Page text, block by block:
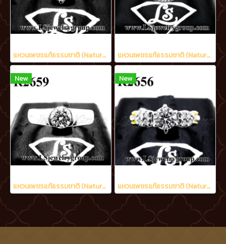
แหวนเพชรแท้ธรรมชาติ (Natural Diamonds) 1.20 Ct. มีใบ Cer E color (น้ำ 99%)/VVS แหวนเพชรแท้ธรรมชาติ (Natural Diamonds) 1.42 Ct. มีใบ Cer E color (น้ำ 99%)/VVS
New
แหวนเพชรแท้ธรรมชาติ (Natural Diamonds) 0.58 Ct.
New
แหวนเพชรแท้ธรรมชาติ (Natural Diamonds) 0.90 Ct.มีใบCer E color (น้ำ 99%)/VVS